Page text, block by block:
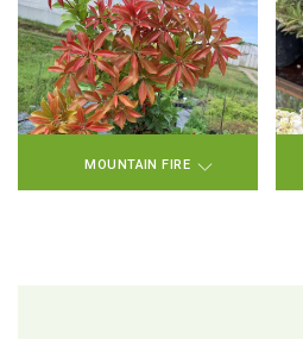
MOUNTAIN FIRE